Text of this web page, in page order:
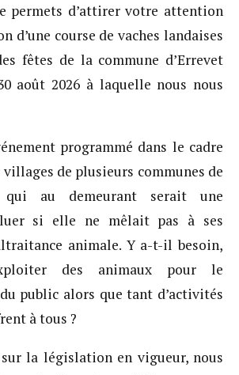
permets d’attirer votre attention
d’une course de vaches landaises
fêtes de la commune d’Errevet
août 2026 à laquelle nous nous
programmé dans le cadre
de plusieurs communes de
qui au demeurant serait une
si elle ne mêlait pas à ses
animale. Y a-t-il besoin,
des animaux pour le
public alors que tant d’activités
à tous ?
la législation en vigueur, nous